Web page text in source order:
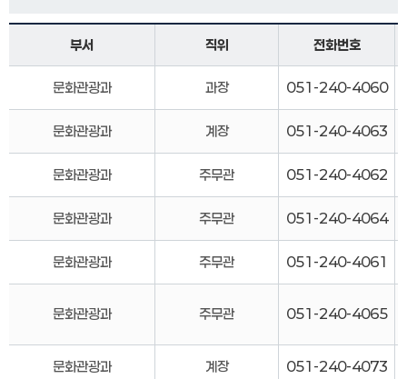
부서 직위 전화번호
문화관광과 과장 051-240-4060
문화관광과 계장 051-240-4063
문화관광과 주무관 051-240-4062
문화관광과 주무관 051-240-4064
문화관광과 주무관 051-240-4061
문화관광과 주무관 051-240-4065
문화관광과 계장 051-240-4073